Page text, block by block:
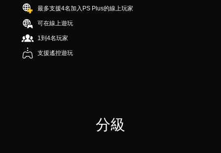
）
，
共
4
則
評
最多支援4名加入PS Plus的線上玩家
可在線上遊玩
1到4名玩家
支援遙控遊玩
分級